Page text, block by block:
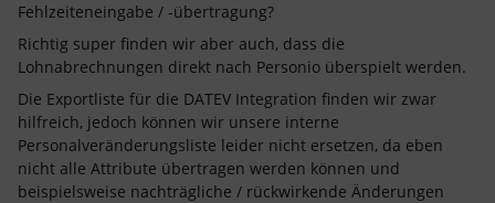
Fehlzeiteneingabe / -übertragung?
Richtig super finden wir aber auch, dass die
Lohnabrechnungen direkt nach Personio überspielt werden.
Die Exportliste für die DATEV Integration finden wir zwar
hilfreich, jedoch können wir unsere interne
Personalveränderungsliste leider nicht ersetzen, da eben
nicht alle Attribute übertragen werden können und
beispielsweise nachträgliche / rückwirkende Änderungen